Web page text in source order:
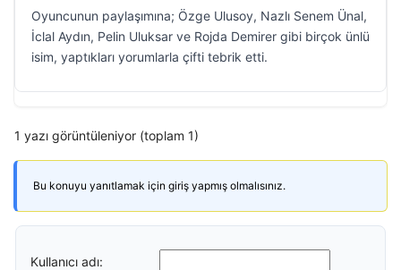
Oyuncunun paylaşımına; Özge Ulusoy, Nazlı Senem Ünal,
İclal Aydın, Pelin Uluksar ve Rojda Demirer gibi birçok ünlü
isim, yaptıkları yorumlarla çifti tebrik etti.
1 yazı görüntüleniyor (toplam 1)
Bu konuyu yanıtlamak için giriş yapmış olmalısınız.
Kullanıcı adı: